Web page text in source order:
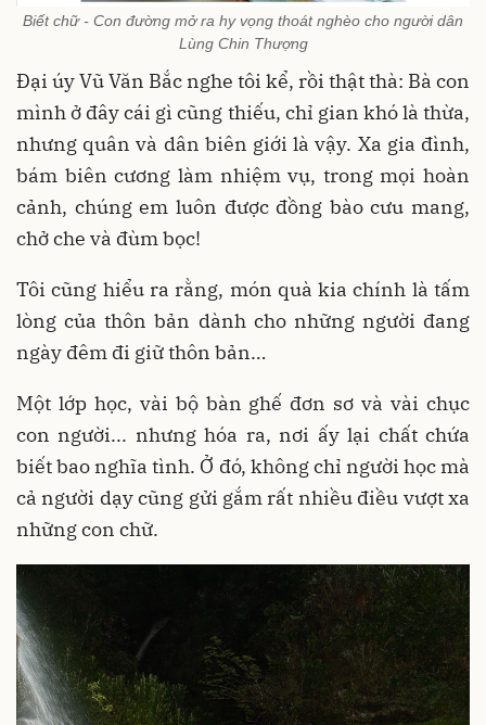
Biết chữ - Con đường mở ra hy vọng thoát nghèo cho người dân
Lùng Chin Thượng
Đại úy Vũ Văn Bắc nghe tôi kể, rồi thật thà: Bà con
mình ở đây cái gì cũng thiếu, chỉ gian khó là thừa,
nhưng quân và dân biên giới là vậy. Xa gia đình,
bám biên cương làm nhiệm vụ, trong mọi hoàn
cảnh, chúng em luôn được đồng bào cưu mang,
chở che và đùm bọc!
Tôi cũng hiểu ra rằng, món quà kia chính là tấm
lòng của thôn bản dành cho những người đang
ngày đêm đi giữ thôn bản…
Một lớp học, vài bộ bàn ghế đơn sơ và vài chục
con người... nhưng hóa ra, nơi ấy lại chất chứa
biết bao nghĩa tình. Ở đó, không chỉ người học mà
cả người dạy cũng gửi gắm rất nhiều điều vượt xa
những con chữ.